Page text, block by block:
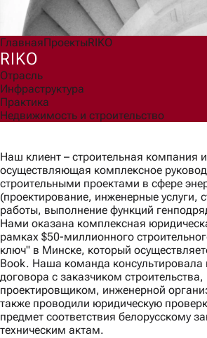
ГлавнаяПроектыRIKO
RIKO
Отрасль
Инфраструктура
Практика
Недвижимость и строительство
Наш клиент – строительная компания
осуществляющая комплексное
строительными проектами в сфере
(проектирование, инженерные услуги,
работы, выполнение функций
Нами оказана комплексная
рамках $50-миллионного
ключ" в Минске, который
Book. Наша команда консультировала
договора с заказчиком
проектировщиком, инженерной
также проводили юридическую
предмет соответствия белорусскому
техническим актам.
Отправить